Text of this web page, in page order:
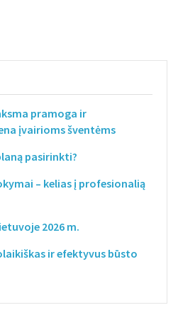
pramoga ir
įvairioms šventėms
pasirinkti?
– kelias į profesionalią
2026 m.
ir efektyvus būsto